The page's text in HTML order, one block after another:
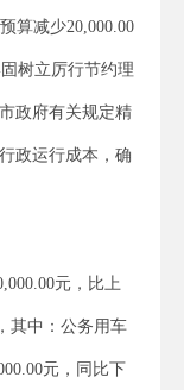
算减少20,000.00
树立厉行节约理
政府有关规定精
政运行成本，确
元，比上
其中：公务用车
元，同比下